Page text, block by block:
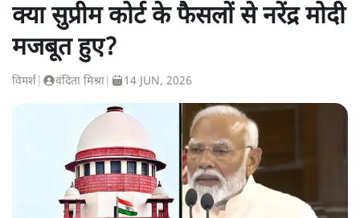
क्या सुप्रीम कोर्ट के फैसलों से नरेंद्र मोदी
मजबूत हुए?
विमर्श वंदिता मिश्रा 14 JUN, 2026